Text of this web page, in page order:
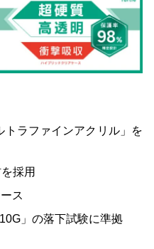
ラファインアクリル」を
採用
ス
」の落下試験に準拠